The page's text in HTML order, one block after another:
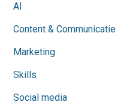
AI
Content & Communicatie
Marketing
Skills
Social media